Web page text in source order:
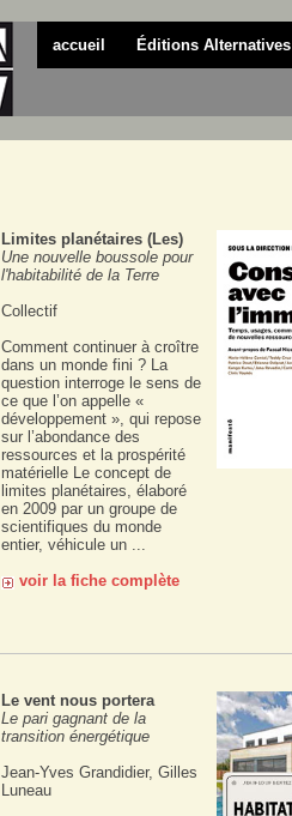
accueil Éditions Alternatives
Limites planétaires (Les)
Une nouvelle boussole pour
l'habitabilité de la Terre
Collectif
Comment continuer à croître
dans un monde fini ? La
question interroge le sens de
ce que l’on appelle «
développement », qui repose
sur l’abondance des
ressources et la prospérité
matérielle Le concept de
limites planétaires, élaboré
en 2009 par un groupe de
scientifiques du monde
entier, véhicule un ...
voir la fiche complète
Le vent nous portera
Le pari gagnant de la
transition énergétique
Jean-Yves Grandidier, Gilles
Luneau